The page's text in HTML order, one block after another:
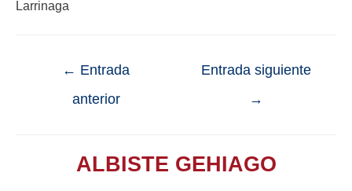
Larrinaga
← Entrada
anterior
Entrada siguiente
→
ALBISTE GEHIAGO